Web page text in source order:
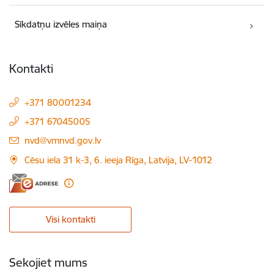
Sīkdatņu izvēles maiņa
Kontakti
+371 80001234
+371 67045005
E-pasts:
nvd@vmnvd.gov.lv
Cēsu iela 31 k-3, 6. ieeja Rīga, Latvija, LV-1012
Visi kontakti
Sekojiet mums